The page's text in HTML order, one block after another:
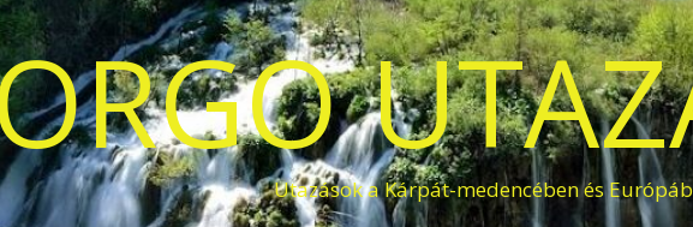
Utazások a Kárpát-medencében és